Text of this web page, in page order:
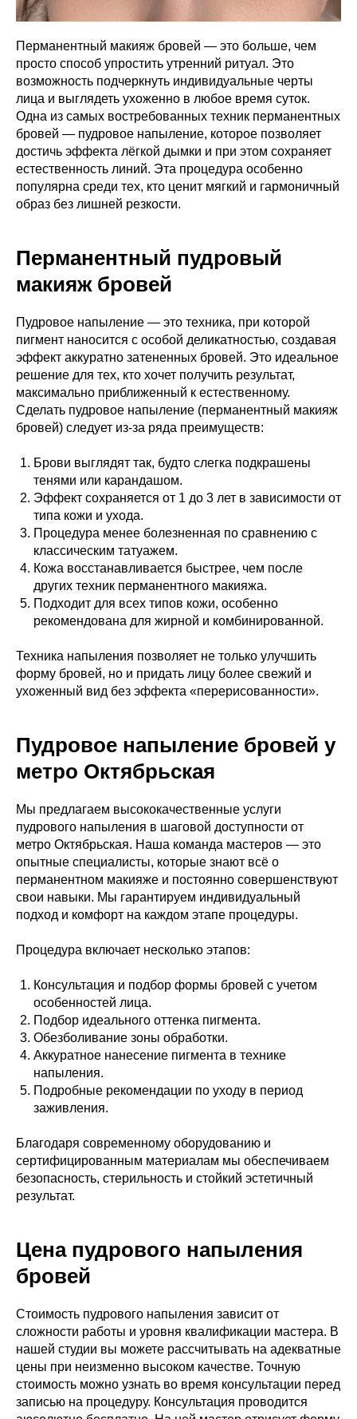
граница губ или светлая кожа губ. Наши мастера в
студии Сама Такая виртуозно справляются с этой
задачей. В данном случае красиво
прорисованная форма и правильно подобранный
оттенок сделают вас счастливейшей
обладательницей красивых губ!
клиенток. Какой эффект она дает?
от эффекта “грустных” глаз
- Делает визуально ресницы гуще и многие
наши клиенты после процедуры отказываются
- При растушевке век мы используем 2-3
оттенка (это могут быть как коричневые тона,
так и серые). Такая работа заменяет макияж
глаз на 4-5 лет! Вы только представьте,
сколько времени можно будет сэкономить!
Перманентный макияж бровей — это больше, чем
просто способ упростить утренний ритуал. Это
возможность подчеркнуть индивидуальные черты
лица и выглядеть ухоженно в любое время суток.
Одна из самых востребованных техник перманентных
бровей — пудровое напыление, которое позволяет
достичь эффекта лёгкой дымки и при этом сохраняет
естественность линий. Эта процедура особенно
популярна среди тех, кто ценит мягкий и гармоничный
образ без лишней резкости.
Перманентный пудровый
макияж бровей
Пудровое напыление — это техника, при которой
пигмент наносится с особой деликатностью, создавая
эффект аккуратно затененных бровей. Это идеальное
решение для тех, кто хочет получить результат,
максимально приближенный к естественному.
Сделать пудровое напыление (перманентный макияж
бровей) следует из-за ряда преимуществ:
Брови выглядят так, будто слегка подкрашены
тенями или карандашом.
Эффект сохраняется от 1 до 3 лет в зависимости от
типа кожи и ухода.
Процедура менее болезненная по сравнению с
классическим татуажем.
Кожа восстанавливается быстрее, чем после
других техник перманентного макияжа.
Подходит для всех типов кожи, особенно
рекомендована для жирной и комбинированной.
Техника напыления позволяет не только улучшить
форму бровей, но и придать лицу более свежий и
ухоженный вид без эффекта «перерисованности».
Пудровое напыление бровей у
метро Октябрьская
Мы предлагаем высококачественные услуги
пудрового напыления в шаговой доступности от
метро Октябрьская. Наша команда мастеров — это
опытные специалисты, которые знают всё о
перманентном макияже и постоянно совершенствуют
свои навыки. Мы гарантируем индивидуальный
подход и комфорт на каждом этапе процедуры.
Процедура включает несколько этапов:
Консультация и подбор формы бровей с учетом
особенностей лица.
Подбор идеального оттенка пигмента.
Обезболивание зоны обработки.
Аккуратное нанесение пигмента в технике
напыления.
Подробные рекомендации по уходу в период
заживления.
Благодаря современному оборудованию и
сертифицированным материалам мы обеспечиваем
безопасность, стерильность и стойкий эстетичный
результат.
Цена пудрового напыления
бровей
Стоимость пудрового напыления зависит от
сложности работы и уровня квалификации мастера. В
нашей студии вы можете рассчитывать на адекватные
цены при неизменно высоком качестве. Точную
стоимость можно узнать во время консультации перед
записью на процедуру. Консультация проводится